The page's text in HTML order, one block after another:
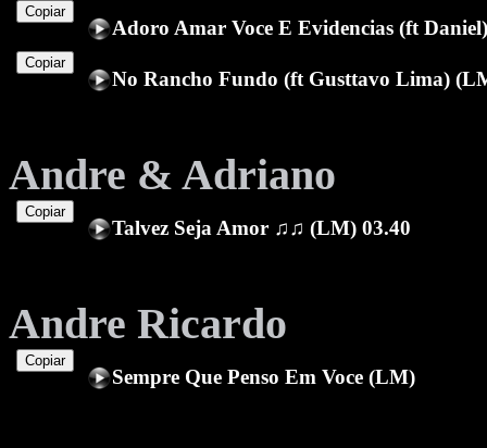
Adoro Amar Voce E Evidencias (ft
Copiar
No Rancho Fundo (ft Gusttavo Lima)
Copiar
Andre & Adriano
Talvez Seja Amor ♫♫ (LM) 03.40
Copiar
Andre Ricardo
Sempre Que Penso Em Voce (LM)
Copiar